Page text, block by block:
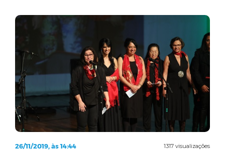
1317 visualizações
26/11/2019, às 14:44